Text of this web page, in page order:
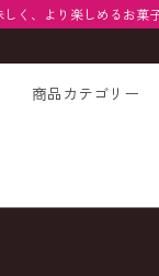
く、より楽しめるお菓
商品カテゴリー